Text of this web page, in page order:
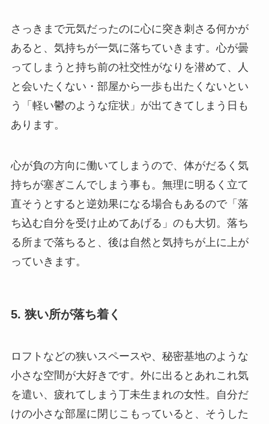
さっきまで元気だったのに心に突き刺さる何かが
あると、気持ちが一気に落ちていきます。心が曇
ってしまうと持ち前の社交性がなりを潜めて、人
と会いたくない・部屋から一歩も出たくないとい
う「軽い鬱のような症状」が出てきてしまう日も
あります。
心が負の方向に働いてしまうので、体がだるく気
持ちが塞ぎこんでしまう事も。無理に明るく立て
直そうとすると逆効果になる場合もあるので「落
ち込む自分を受け止めてあげる」のも大切。落ち
る所まで落ちると、後は自然と気持ちが上に上が
っていきます。
5. 狭い所が落ち着く
ロフトなどの狭いスペースや、秘密基地のような
小さな空間が大好きです。外に出るとあれこれ気
を遣い、疲れてしまう丁未生まれの女性。自分だ
けの小さな部屋に閉じこもっていると、そうした